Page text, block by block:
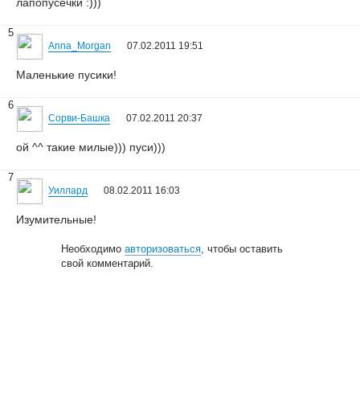
5
Anna_Morgan 07.02.2011 19:51
Маленькие пусики!
6
Сорви-Башка 07.02.2011 20:37
ой ^^ такие милые))) пуси)))
7
Уиллард 08.02.2011 16:03
Изумительные!
Необходимоавторизоваться, чтобы оставить
свой комментарий.